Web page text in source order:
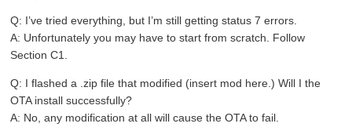
Q: I’ve tried everything, but I’m still getting status 7 errors.
A: Unfortunately you may have to start from scratch. Follow
Section C1.
Q: I flashed a .zip file that modified (insert mod here.) Will I the
OTA install successfully?
A: No, any modification at all will cause the OTA to fail.